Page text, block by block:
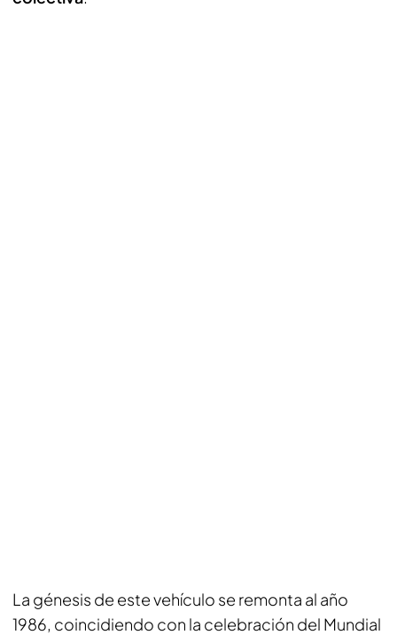
La génesis de este vehículo se remonta al año
1986, coincidiendo con la celebración del Mundial